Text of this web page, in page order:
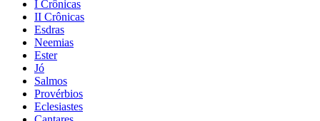
I Crônicas
II Crônicas
Esdras
Neemias
Ester
Jó
Salmos
Provérbios
Eclesiastes